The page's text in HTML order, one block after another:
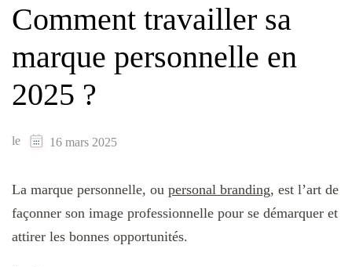
Comment travailler sa
marque personnelle en
2025 ?
le 16 mars 2025
La marque personnelle, ou personal branding, est l’art de
façonner son image professionnelle pour se démarquer et
attirer les bonnes opportunités.